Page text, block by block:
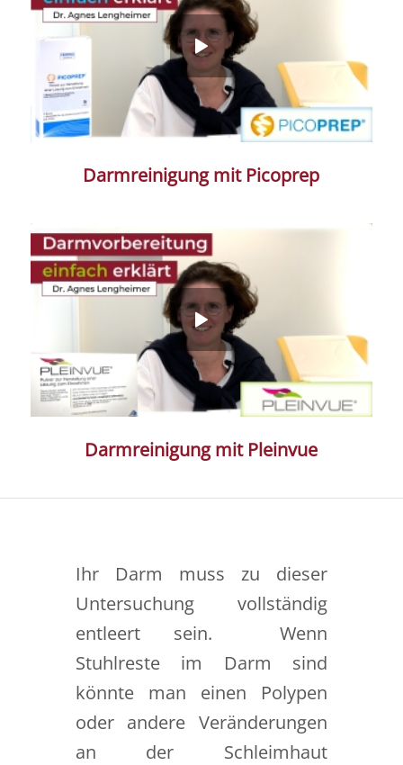
Darmreinigung mit Picoprep
Darmreinigung mit Pleinvue
Ihr Darm muss zu dieser
Untersuchung vollständig
entleert sein. Wenn
Stuhlreste im Darm sind
könnte man einen Polypen
oder andere Veränderungen
an der Schleimhaut